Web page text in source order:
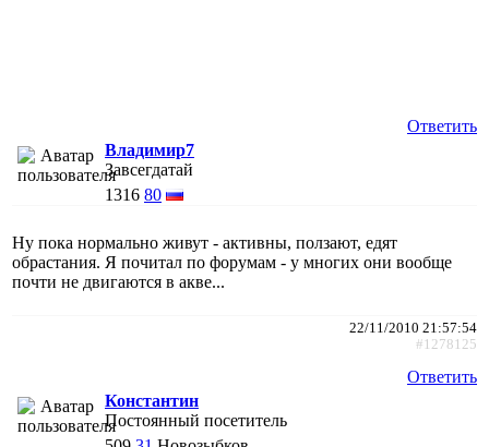
Ответить
Владимир7
Завсегдатай
1316 80
Ну пока нормально живут - активны, ползают, едят
обрастания. Я почитал по форумам - у многих они вообще
почти не двигаются в акве...
22/11/2010 21:57:54
#1278125
Ответить
Константин
Постоянный посетитель